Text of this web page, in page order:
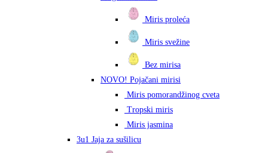
Miris proleća
Miris svežine
Bez mirisa
NOVO! Pojačani mirisi
Miris pomorandžinog cveta
Tropski miris
Miris jasmina
3u1 Jaja za sušilicu